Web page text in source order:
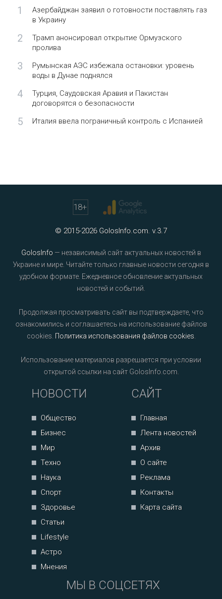
1
Азербайджан заявил о готовности поставлять газ
в Украину
2
Трамп анонсировал открытие Ормузского
пролива
3
Румынская АЭС избежала остановки: уровень
воды в Дунае поднялся
4
Турция, Саудовская Аравия и Пакистан
договорятся о безопасности
5 Италия ввела пограничный контроль с Испанией
18+
© 2015-2026 GolosInfo.com. v.3.7
GolosInfo — независимый сайт актуальных новостей в
Украине и мире. Читайте только главные новости сегодня в
удобном формате. Ежедневное обновление актуальных
новостей и событий.
Продолжая просматривать сайт вы подтверждаете, что
ознакомились и соглашаетесь на использование файлов
cookies. Политика использования файлов cookies
Использование материалов разрешается при условии
открытой ссылки на сайт GolosInfo.com.
НОВОСТИ
Общество
Бизнес
Мир
Техно
Наука
Спорт
Здоровье
Статьи
Lifestyle
Астро
Мнения
САЙТ
Главная
Лента новостей
Архив
О сайте
Реклама
Контакты
Карта сайта
МЫ В СОЦСЕТЯХ